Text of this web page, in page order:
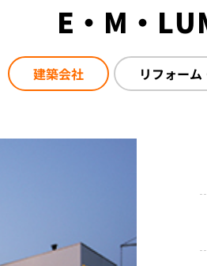
E・M・
建築会社 リフォー